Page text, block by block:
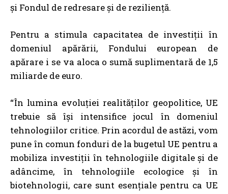
și Fondul de redresare și de reziliență.
Pentru a stimula capacitatea de investiții în
domeniul apărării, Fondului european de
apărare i se va aloca o sumă suplimentară de 1,5
miliarde de euro.
“În lumina evoluției realităților geopolitice, UE
trebuie să își intensifice jocul în domeniul
tehnologiilor critice. Prin acordul de astăzi, vom
pune în comun fonduri de la bugetul UE pentru a
mobiliza investiții în tehnologiile digitale și de
adâncime, în tehnologiile ecologice și în
biotehnologii, care sunt esențiale pentru ca UE